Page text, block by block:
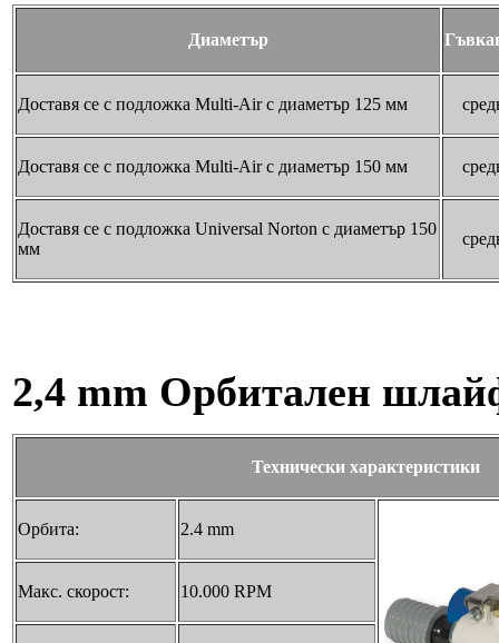
Диаметър
Доставя се с подложка Multi-Air с диаметър 125 мм
Доставя се с подложка Multi-Air с диаметър 150 мм
Доставя се с подложка Universal Norton с диаметър 150
мм
2,4 mm Орбитален
Технически характеристики
Орбита: 2.4 mm
Макс. скорост: 10.000 RPM